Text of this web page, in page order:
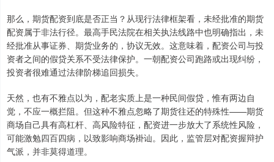
那么，期货配资到底是否正当？从现行法律框架看，未经批准的期货
配资属于非法行径。最高手民法院在相关执法线路中也明确指出，未
经批准从事证券、期货业务的，协议无效。这意味着，配资公司与投
资者之间的假贷关系不受法律保护。一朝配资公司跑路或出现纠纷，
投资者很难通过法律阶梯追回损失。
天然，也有不雅点以为，配老实质上是一种民间假贷，惟有两边自
觉，不应一概拦阻。但这种不雅点忽略了期货往还的特殊性——期货
商场自己具有高杠杆、高风险特征，配资进一步放大了系统性风险，
可能激勉四百四病，以致影响商场褂讪。因此，监管层对配资握辩护
气派，并非莫得道理。